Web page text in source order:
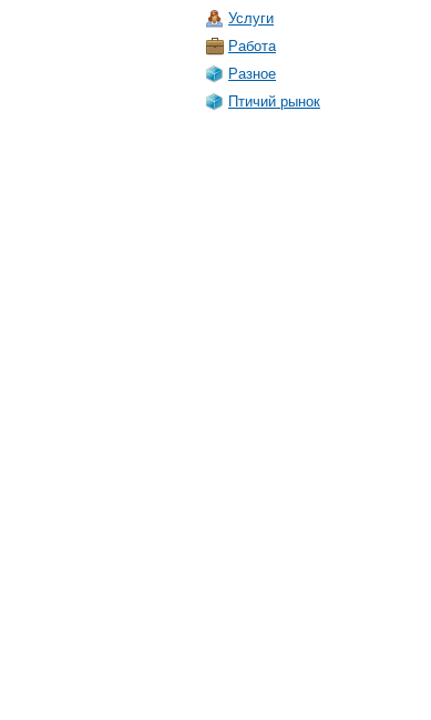
Услуги
Работа
Разное
Птичий рынок